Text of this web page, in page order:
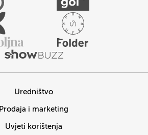
Uredništvo
Prodaja i marketing
Uvjeti korištenja